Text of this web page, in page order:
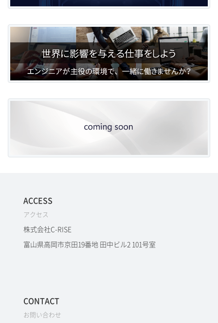
ACCESS
アクセス
株式会社C-RISE
富山県高岡市京田19番地 田中ビル2 101号室
CONTACT
お問い合わせ